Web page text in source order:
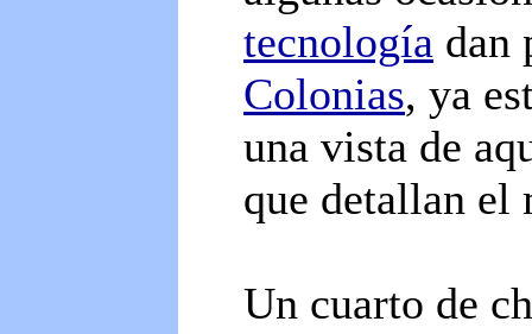
tecnología dan
Colonias, ya
una vista de
que detallan
Un cuarto de